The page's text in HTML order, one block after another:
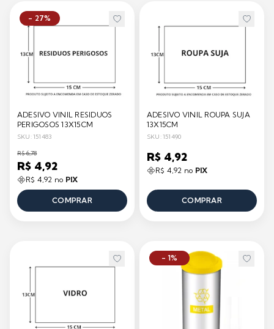
- 27%
ADESIVO VINIL RESIDUOS
PERIGOSOS 13X15CM
SKU: 151483
R$ 6,78
R$ 4,92
R$ 4,92 no PIX
COMPRAR
ADESIVO VINIL ROUPA SUJA
13X15CM
SKU: 151490
R$ 4,92
R$ 4,92 no PIX
COMPRAR
- 1%